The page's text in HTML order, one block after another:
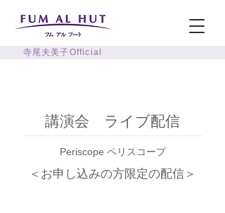
寺尾夫美子Official
講演会 ライブ配信
Periscope ペリスコープ
＜お申し込みの方限定の配信＞